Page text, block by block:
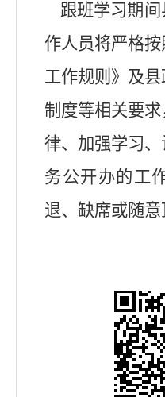
跟班学习期
作人员将严格
工作规则》及
制度等相关要
律、加强学习
务公开办的工
退、缺席或随意